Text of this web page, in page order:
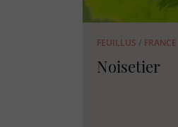
FEUILLUS / FRANCE
Noisetier